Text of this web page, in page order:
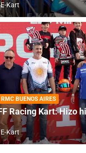
E-Kart
RMC BUENOS AIRES
Racing Kart: Hizo
E-Kart